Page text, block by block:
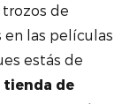
trozos de
las películas
estás de
tienda de